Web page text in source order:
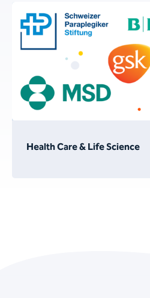
Health Care & Life Science